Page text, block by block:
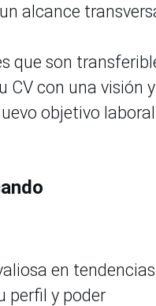
alcance
que son
CV con una visión y
objetivo
en
perfil y poder